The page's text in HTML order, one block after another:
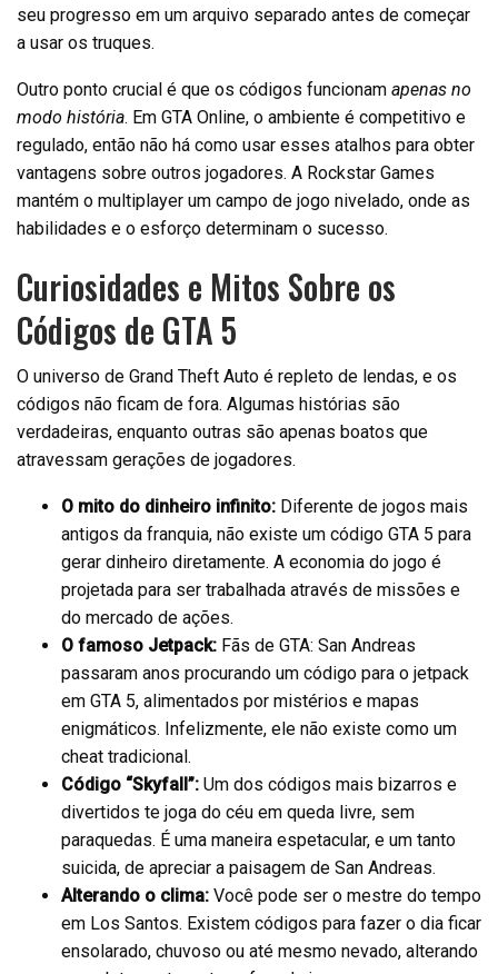
seu progresso em um arquivo separado antes de começar
a usar os truques.
Outro ponto crucial é que os códigos funcionam apenas no
modo história. Em GTA Online, o ambiente é competitivo e
regulado, então não há como usar esses atalhos para obter
vantagens sobre outros jogadores. A Rockstar Games
mantém o multiplayer um campo de jogo nivelado, onde as
habilidades e o esforço determinam o sucesso.
Curiosidades e Mitos Sobre os
Códigos de GTA 5
O universo de Grand Theft Auto é repleto de lendas, e os
códigos não ficam de fora. Algumas histórias são
verdadeiras, enquanto outras são apenas boatos que
atravessam gerações de jogadores.
O mito do dinheiro infinito: Diferente de jogos mais
antigos da franquia, não existe um código GTA 5 para
gerar dinheiro diretamente. A economia do jogo é
projetada para ser trabalhada através de missões e
do mercado de ações.
O famoso Jetpack: Fãs de GTA: San Andreas
passaram anos procurando um código para o jetpack
em GTA 5, alimentados por mistérios e mapas
enigmáticos. Infelizmente, ele não existe como um
cheat tradicional.
Código “Skyfall”: Um dos códigos mais bizarros e
divertidos te joga do céu em queda livre, sem
paraquedas. É uma maneira espetacular, e um tanto
suicida, de apreciar a paisagem de San Andreas.
Alterando o clima: Você pode ser o mestre do tempo
em Los Santos. Existem códigos para fazer o dia ficar
ensolarado, chuvoso ou até mesmo nevado, alterando